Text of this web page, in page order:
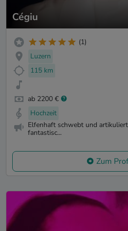
Cégiu
(1)
Luzern
115 km
ab 2200 €
Hochzeit
Elfenhaft schwebt und
fantastisc...
Zum